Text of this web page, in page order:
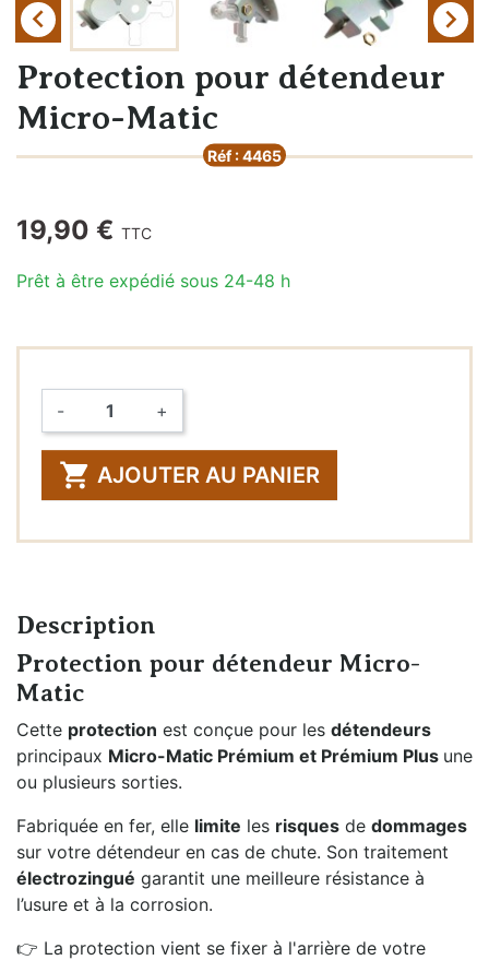
 
Protection pour détendeur
Micro-Matic
Réf : 4465
19,90 € TTC
Prêt à être expédié sous 24-48 h
Quantité
- +
 AJOUTER AU PANIER
Description
Protection pour détendeur Micro-
Matic
Cette protection est conçue pour les détendeurs
principaux Micro-Matic Prémium et Prémium Plus une
ou plusieurs sorties.
Fabriquée en fer, elle limite les risques de dommages
sur votre détendeur en cas de chute. Son traitement
électrozingué garantit une meilleure résistance à
l’usure et à la corrosion.
👉 La protection vient se fixer à l'arrière de votre